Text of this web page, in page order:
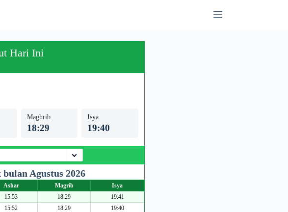
Hari Ini
Maghrib
18:29
Isya
19:40
Agustus 2026
Ashar Magrib
Isya
15:53 18:29
19:41
15:52 18:29
19:40